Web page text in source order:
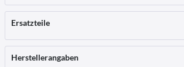
Ersatzteile
Herstellerangaben